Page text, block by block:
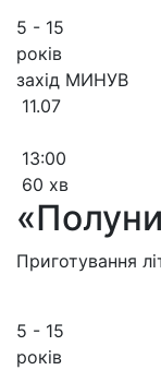
5 - 15
років
захід МИНУВ
11.07
13:00
60 хв
Приготування
5 - 15
років